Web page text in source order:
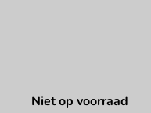
Niet op voorraad